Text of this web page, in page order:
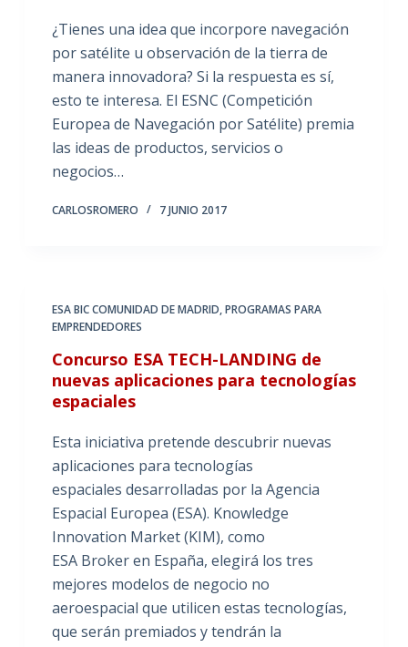
¿Tienes una idea que incorpore navegación
por satélite u observación de la tierra de
manera innovadora? Si la respuesta es sí,
esto te interesa. El ESNC (Competición
Europea de Navegación por Satélite) premia
las ideas de productos, servicios o
negocios…
CARLOSROMERO 7 JUNIO 2017
ESA BIC COMUNIDAD DE MADRID,PROGRAMAS PARA
EMPRENDEDORES
Concurso ESA TECH-LANDING de
nuevas aplicaciones para tecnologías
espaciales
Esta iniciativa pretende descubrir nuevas
aplicaciones para tecnologías
espaciales desarrolladas por la Agencia
Espacial Europea (ESA). Knowledge
Innovation Market (KIM), como
ESA Broker en España, elegirá los tres
mejores modelos de negocio no
aeroespacial que utilicen estas tecnologías,
que serán premiados y tendrán la